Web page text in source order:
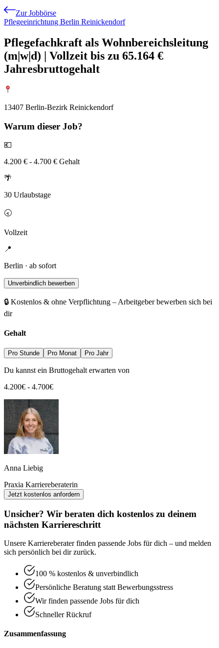
Zur Jobbörse
Pflegeeinrichtung Berlin Reinickendorf
Pflegefachkraft als Wohnbereichsleitung
(m|w|d) | Vollzeit bis zu 65.164 €
Jahresbruttogehalt
13407 Berlin-Bezirk Reinickendorf
Warum dieser Job?
💶
4.200 € - 4.700 € Gehalt
🌴
30 Urlaubstage
🕣
Vollzeit
📍
Berlin · ab sofort
Unverbindlich bewerben
🔒 Kostenlos & ohne Verpflichtung – Arbeitgeber bewerben sich bei
dir
Gehalt
Pro Stunde Pro Monat Pro Jahr
Du kannst ein Bruttogehalt erwarten von
4.200€ - 4.700€
Anna Liebig
Praxia Karriereberaterin
Jetzt kostenlos anfordern
Unsicher? Wir beraten dich kostenlos zu deinem
nächsten Karriereschritt
Unsere Karriereberater finden passende Jobs für dich – und melden
sich persönlich bei dir zurück.
100 % kostenlos & unverbindlich
Persönliche Beratung statt Bewerbungsstress
Wir finden passende Jobs für dich
Schneller Rückruf
Zusammenfassung